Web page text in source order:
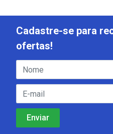
Cadastre-se para
ofertas!